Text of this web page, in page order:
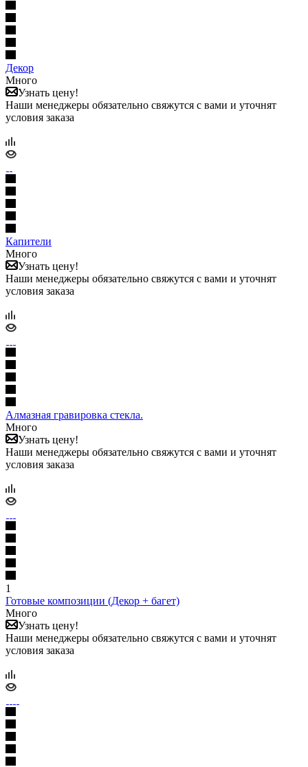
Декор
Много
Узнать цену!
Наши менеджеры обязательно свяжутся с вами и уточнят
условия заказа
Капители
Много
Узнать цену!
Наши менеджеры обязательно свяжутся с вами и уточнят
условия заказа
Алмазная гравировка стекла.
Много
Узнать цену!
Наши менеджеры обязательно свяжутся с вами и уточнят
условия заказа
1
Готовые композиции (Декор + багет)
Много
Узнать цену!
Наши менеджеры обязательно свяжутся с вами и уточнят
условия заказа